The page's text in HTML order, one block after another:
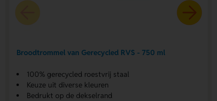
Broodtrommel van Gerecycled RVS - 750 ml
100% gerecycled roestvrij staal
Keuze uit diverse kleuren
Bedrukt op de dekselrand